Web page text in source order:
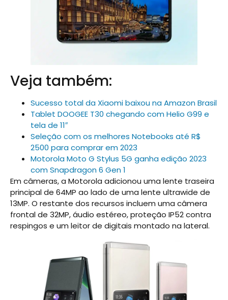
Veja também:
Sucesso total da Xiaomi baixou na Amazon Brasil
Tablet DOOGEE T30 chegando com Helio G99 e
tela de 11″
Seleção com os melhores Notebooks até R$
2500 para comprar em 2023
Motorola Moto G Stylus 5G ganha edição 2023
com Snapdragon 6 Gen 1
Em câmeras, a Motorola adicionou uma lente traseira
principal de 64MP ao lado de uma lente ultrawide de
13MP. O restante dos recursos incluem uma câmera
frontal de 32MP, áudio estéreo, proteção IP52 contra
respingos e um leitor de digitais montado na lateral.